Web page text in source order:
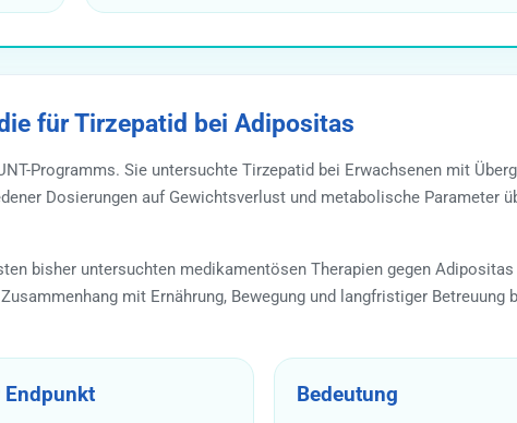
für Tirzepatid bei Adipositas
Programms. Sie untersuchte Tirzepatid bei Erwachsenen mit
Dosierungen auf Gewichtsverlust und metabolische Parameter
bisher untersuchten medikamentösen Therapien gegen
mit Ernährung, Bewegung und langfristiger Betreuung
Endpunkt Bedeutung